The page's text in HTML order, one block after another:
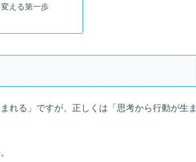
える第一歩
れる」ですが、正しくは「思考から行動が生ま